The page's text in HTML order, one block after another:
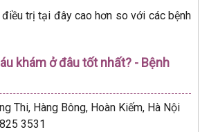
điều trị tại đây cao hơn so với các bệnh
khám ở đâu tốt nhất? - Bệnh
Thi, Hàng Bông, Hoàn Kiếm, Hà Nội
3531